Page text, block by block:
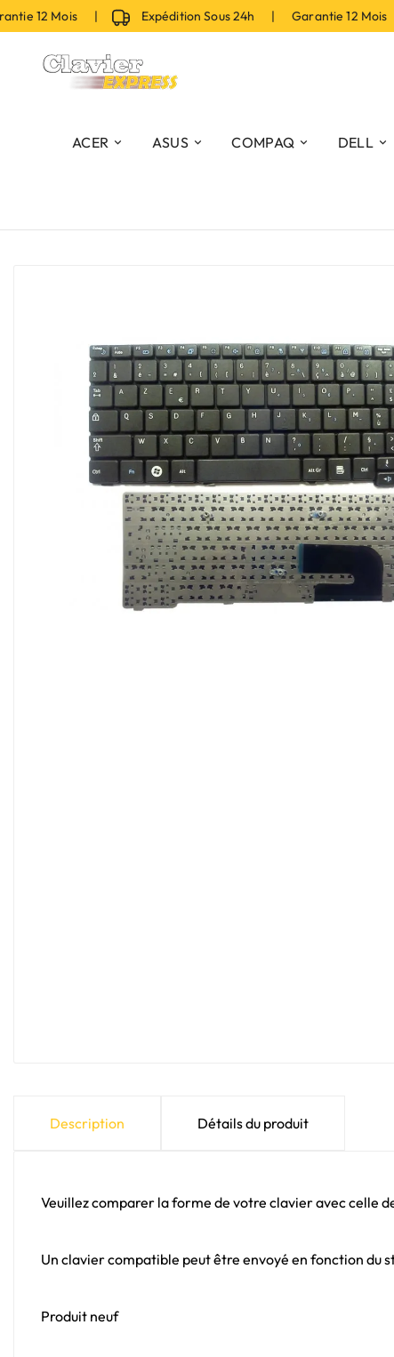
12 Mois | Expédition Sous 24h | Garantie 12 Mois |
ACER ASUS COMPAQ DELL
Description Détails du produit
Veuillez comparer la forme de votre clavier avec celle
Un clavier compatible peut être envoyé en fonction du
Produit neuf